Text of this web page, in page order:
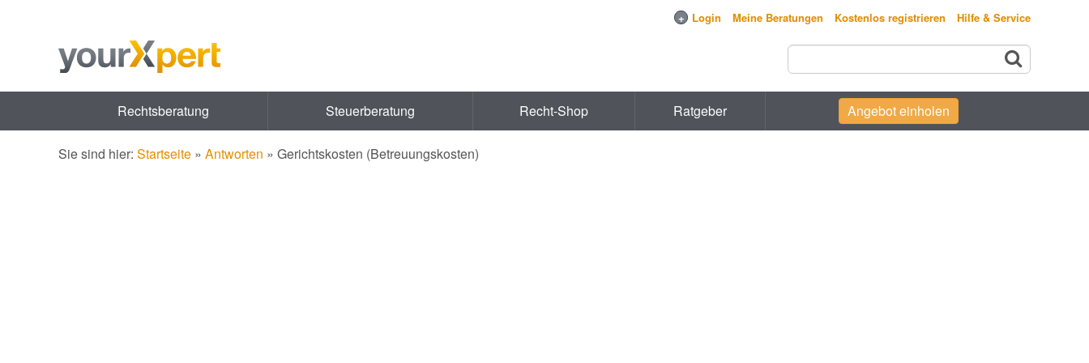
+ Login Meine Beratungen Kostenlos registrieren Hilfe & Service
Rechtsberatung Steuerberatung Recht-Shop Ratgeber Angebot einholen
Sie sind hier: Startseite » Antworten » Gerichtskosten (Betreuungskosten)